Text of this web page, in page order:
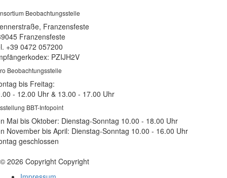
Beobachtungsstelle
Franzensfeste
Franzensfeste
+39 0472 057200
PZIJH2V
Beobachtungsstelle
bis Freitag:
- 12.00 Uhr & 13.00 - 17.00 Uhr
BBT-Infopoint
Mai bis Oktober: Dienstag-Sonntag 10.00 - 18.00 Uhr
November bis April: Dienstag-Sonntag 10.00 - 16.00 Uhr
geschlossen
© 2026 Copyright Copyright